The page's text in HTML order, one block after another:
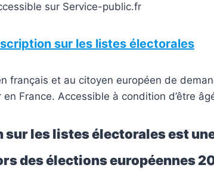
sur Service-public.fr
sur les listes électorales
français et au citoyen européen de
France. Accessible à condition d’être
sur les listes électorales est
des élections européennes